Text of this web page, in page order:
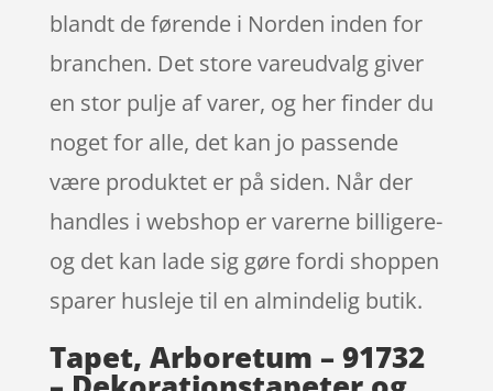
blandt de førende i Norden inden for
branchen. Det store vareudvalg giver
en stor pulje af varer, og her finder du
noget for alle, det kan jo passende
være produktet er på siden. Når der
handles i webshop er varerne billigere-
og det kan lade sig gøre fordi shoppen
sparer husleje til en almindelig butik.
Tapet, Arboretum – 91732